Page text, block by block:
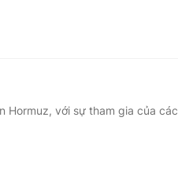
Hormuz, với sự tham gia của các